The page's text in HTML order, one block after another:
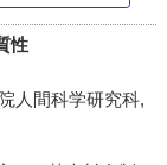
性
人間科学研究科,